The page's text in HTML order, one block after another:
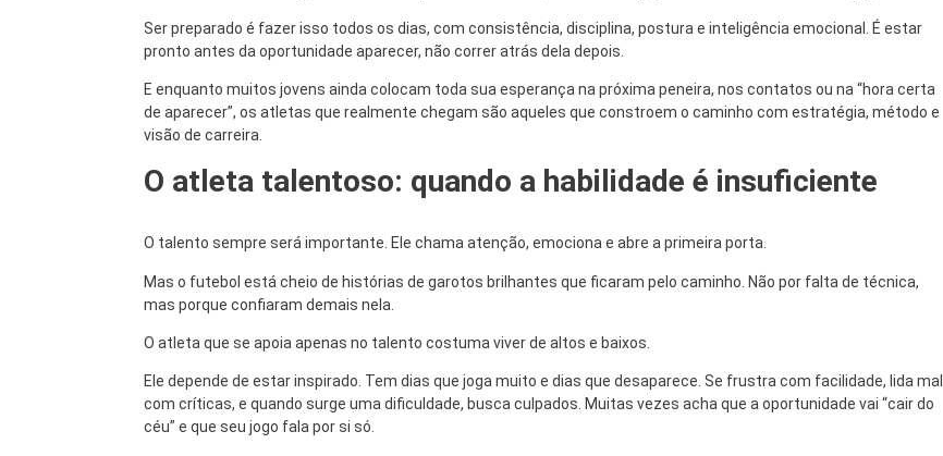
Ser preparado é fazer isso todos os dias, com consistência, disciplina, postura e inteligência emocional. É estar
pronto antes da oportunidade aparecer, não correr atrás dela depois.
E enquanto muitos jovens ainda colocam toda sua esperança na próxima peneira, nos contatos ou na “hora certa
de aparecer”, os atletas que realmente chegam são aqueles que constroem o caminho com estratégia, método e
visão de carreira.
O atleta talentoso: quando a habilidade é insuficiente
O talento sempre será importante. Ele chama atenção, emociona e abre a primeira porta.
Mas o futebol está cheio de histórias de garotos brilhantes que ficaram pelo caminho. Não por falta de técnica,
mas porque confiaram demais nela.
O atleta que se apoia apenas no talento costuma viver de altos e baixos.
Ele depende de estar inspirado. Tem dias que joga muito e dias que desaparece. Se frustra com facilidade, lida mal
com críticas, e quando surge uma dificuldade, busca culpados. Muitas vezes acha que a oportunidade vai “cair do
céu” e que seu jogo fala por si só.